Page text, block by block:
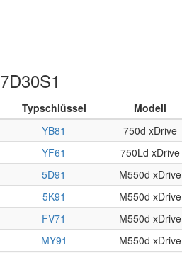
Typschlüssel Modell
YB81 750d xDrive
YF61 750Ld xDrive
5D91 M550d xDrive
5K91 M550d xDrive
FV71 M550d xDrive
MY91 M550d xDrive